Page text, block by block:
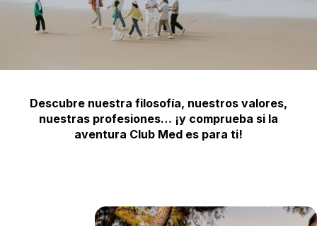
Descubre nuestra filosofía, nuestros valores,
nuestras profesiones… ¡y comprueba si la
aventura Club Med es para ti!